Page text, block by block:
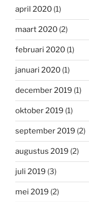
april 2020 (1)
maart 2020 (2)
februari 2020 (1)
januari 2020 (1)
december 2019 (1)
oktober 2019 (1)
september 2019 (2)
augustus 2019 (2)
juli 2019 (3)
mei 2019 (2)